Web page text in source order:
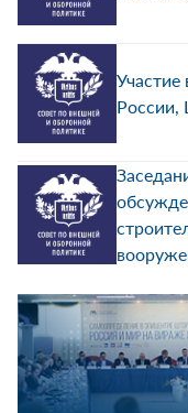
Участие
России,